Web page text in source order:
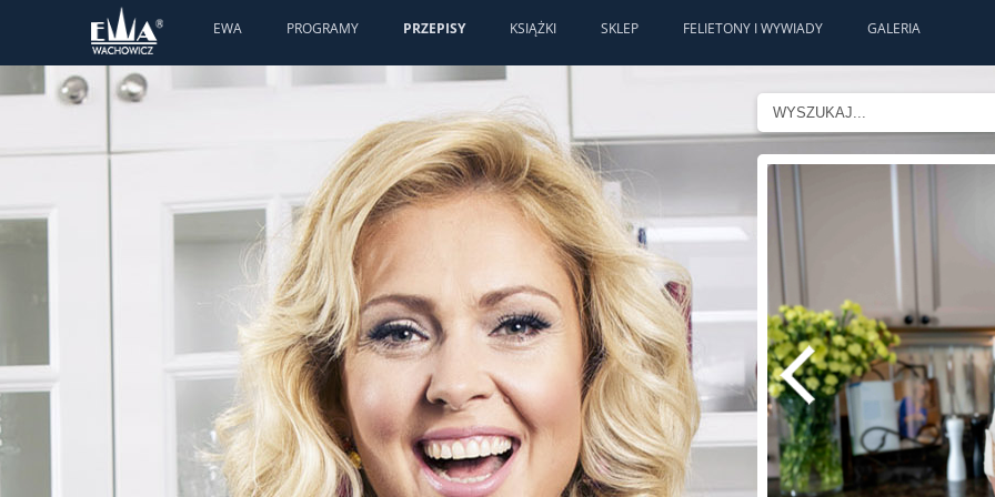
EWA PROGRAMY PRZEPISY KSIĄŻKI SKLEP FELIETONY I WYWIADY GALERIA